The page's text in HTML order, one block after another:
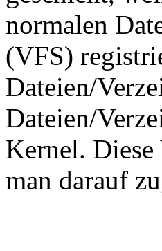
normalen
(VFS)
Dateien/
Dateien/
Kernel. Diese
man darauf